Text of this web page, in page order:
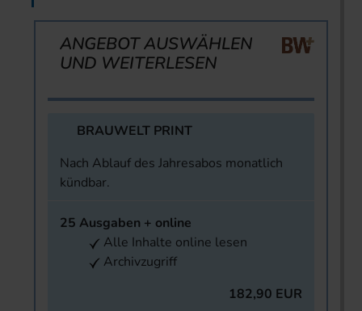
ANGEBOT AUSWÄHLEN
UND WEITERLESEN
BRAUWELT PRINT
Nach Ablauf des Jahresabos monatlich
kündbar.
25 Ausgaben + online
Alle Inhalte online lesen
Archivzugriff
182,90 EUR